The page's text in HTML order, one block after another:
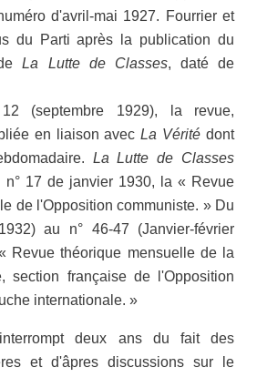
d'avril-mai 1927. Fourrier et
du Parti après la publication du
deLa Lutte de Classes, daté de
(septembre 1929), la revue,
en liaison avecLa Vérité dont
La Lutte de Classes
n° 17 de janvier 1930, la « Revue
de l'Opposition communiste. » Du
au n° 46-47 (Janvier-février
Revue théorique mensuelle de la
section française de l'Opposition
internationale. »
deux ans du fait des
et d'âpres discussions sur le